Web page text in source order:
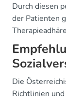
Durch diesen
der Patienten
Die
Richtlinien